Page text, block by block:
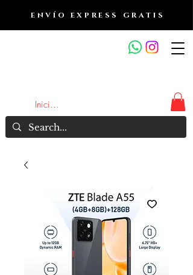
OUTLET DE FRAGANCIAS
Iniciar sesión
ENVÍO EXPRESS GRATIS